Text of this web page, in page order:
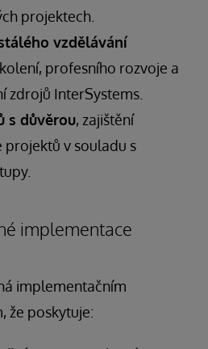
projektech.
vzdělávání
profesního rozvoje a
zdrojů InterSystems.
s důvěrou, zajištění
projektů v souladu s
implementace
implementačním
že poskytuje: